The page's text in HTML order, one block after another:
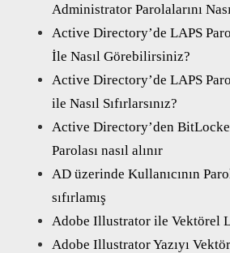
Administrator Parolalarını
Active Directory’de LAPS
İle Nasıl Görebilirsiniz?
Active Directory’de LAPS
ile Nasıl Sıfırlarsınız?
Active Directory’den
Parolası nasıl alınır
AD üzerinde Kullanıcının
sıfırlamış
Adobe Illustrator ile Vektörel
Adobe Illustrator Yazıyı